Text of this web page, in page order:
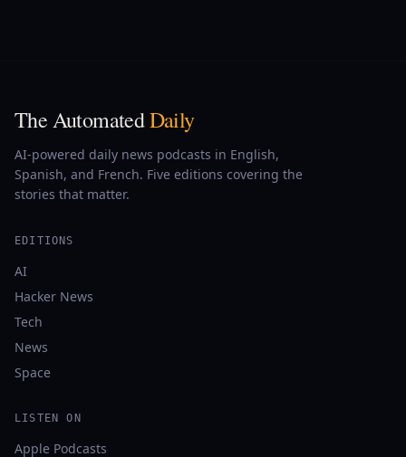
The AutomatedDaily
AI-powered daily news podcasts in English,
Spanish, and French. Five editions covering the
stories that matter.
EDITIONS
AI
Hacker News
Tech
News
Space
LISTEN ON
Apple Podcasts